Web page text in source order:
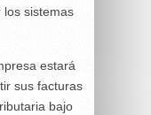
los sistemas
estará
sus facturas
bajo